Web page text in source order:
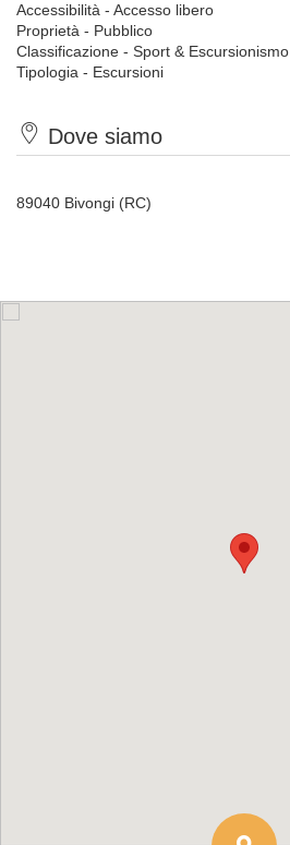
Accessibilità - Accesso libero
Proprietà - Pubblico
Classificazione - Sport & Escursionismo
Tipologia - Escursioni
Dove siamo
89040 Bivongi (RC)